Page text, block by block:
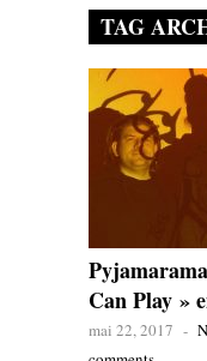
TAG
Can Play »
mai 22, 2017 -